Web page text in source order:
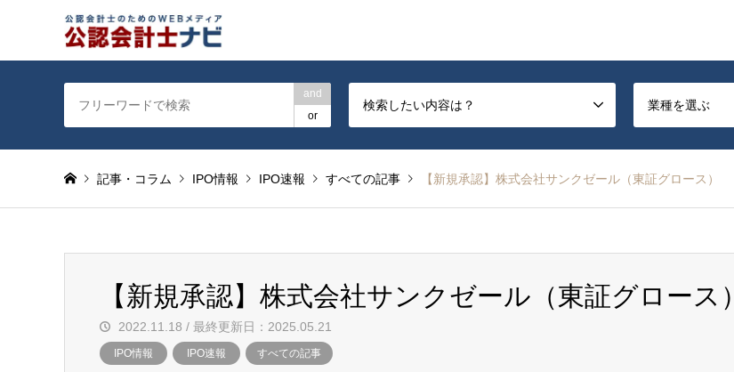
and
or
検索したい内容は？ 業種を選ぶ
記事・コラム IPO情報 IPO速報 すべての記事 【新規承認】株式会社サンクゼール（東証グロース）
【新規承認】株式会社サンクゼール（東証グロース）
2022.11.18 / 最終更新日：2025.05.21
IPO情報 IPO速報 すべての記事